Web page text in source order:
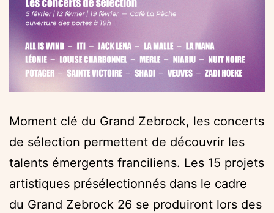
Moment clé du Grand Zebrock, les concerts
de sélection permettent de découvrir les
talents émergents franciliens. Les 15 projets
artistiques présélectionnés dans le cadre
du Grand Zebrock 26 se produiront lors des